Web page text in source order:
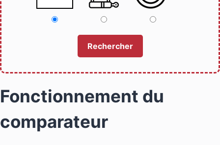
Fonctionnement du
comparateur